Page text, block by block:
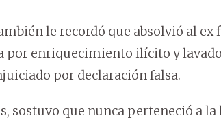
le recordó que absolvió al ex
por enriquecimiento ilícito y
por declaración falsa.
sostuvo que nunca perteneció a